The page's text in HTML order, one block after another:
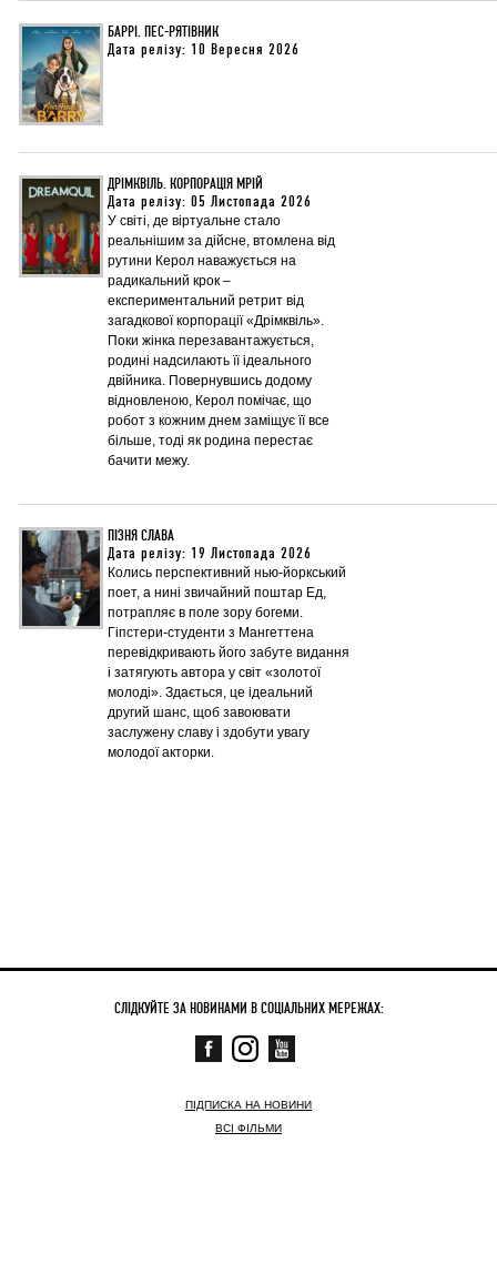
БАРРІ. ПЕС-РЯТІВНИК
Дата релізу: 10 Вересня 2026
ДРІМКВІЛЬ. КОРПОРАЦІЯ МРІЙ
Дата релізу: 05 Листопада 2026
У світі, де віртуальне стало
реальнішим за дійсне, втомлена від
рутини Керол наважується на
радикальний крок –
експериментальний ретрит від
загадкової корпорації «Дрімквіль».
Поки жінка перезавантажується,
родині надсилають її ідеального
двійника. Повернувшись додому
відновленою, Керол помічає, що
робот з кожним днем заміщує її все
більше, тоді як родина перестає
бачити межу.
ПІЗНЯ СЛАВА
Дата релізу: 19 Листопада 2026
Колись перспективний нью-йоркський
поет, а нині звичайний поштар Ед,
потрапляє в поле зору богеми.
Гіпстери-студенти з Мангеттена
перевідкривають його забуте видання
і затягують автора у світ «золотої
молоді». Здається, це ідеальний
другий шанс, щоб завоювати
заслужену славу і здобути увагу
молодої акторки.
СЛІДКУЙТЕ ЗА НОВИНАМИ В СОЦІАЛЬНИХ МЕРЕЖАХ:
ПІДПИСКА НА НОВИНИ
ВСІ ФІЛЬМИ